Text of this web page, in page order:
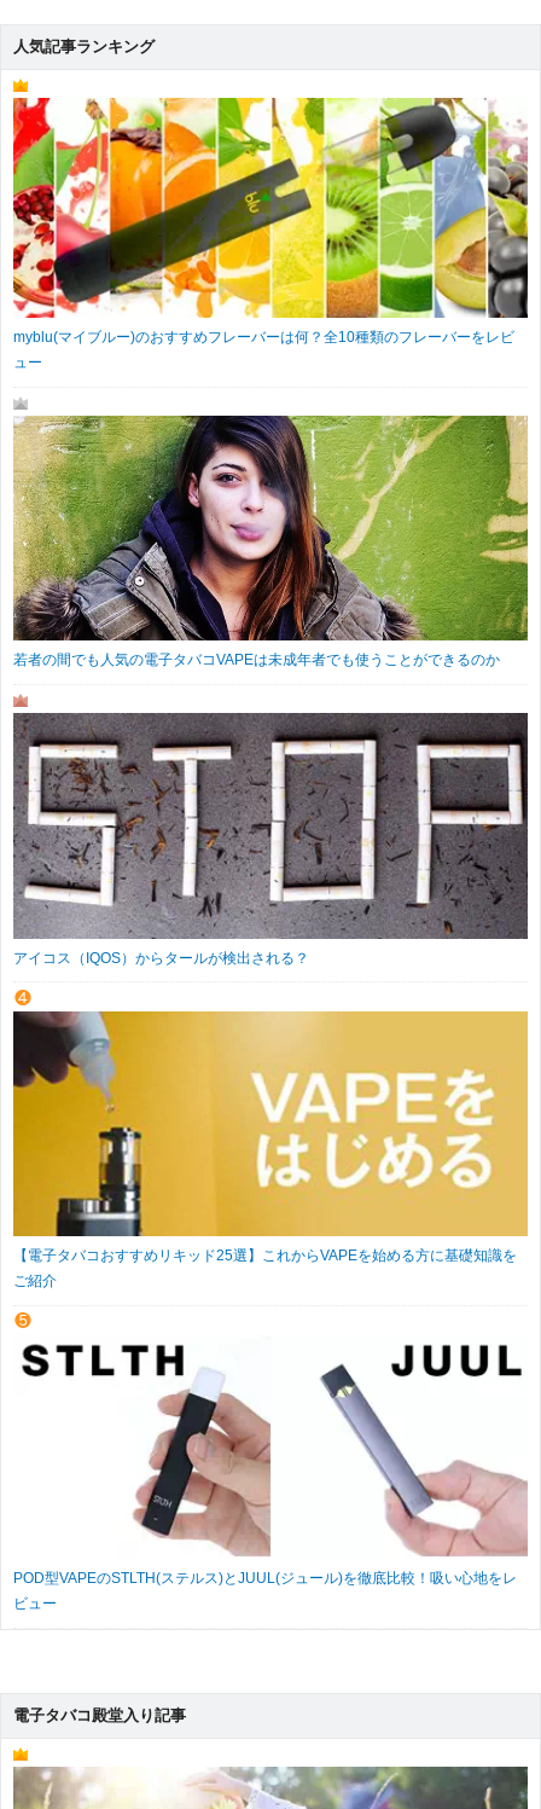
人気記事ランキング
myblu(マイブルー)のおすすめフレーバーは何？全10種類のフレーバーをレビ
ュー
若者の間でも人気の電子タバコVAPEは未成年者でも使うことができるのか
アイコス（IQOS）からタールが検出される？
【電子タバコおすすめリキッド25選】これからVAPEを始める方に基礎知識を
ご紹介
POD型VAPEのSTLTH(ステルス)とJUUL(ジュール)を徹底比較！吸い心地をレ
ビュー
電子タバコ殿堂入り記事